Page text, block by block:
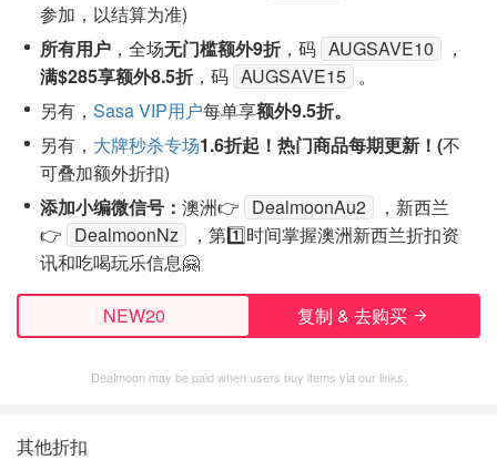
参加，以结算为准)
所有用户 ， 全场无门槛额外9折 ，码 AUGSAVE10
，
满$285享额外8.5折 ，码 AUGSAVE15 。
另有， Sasa VIP用户每单享额外9.5折。
另有， 大牌秒杀专场1.6折起！ 热门商品每期更新！(不
可叠加额外折扣)
添加小编微信号： 澳洲👉 DealmoonAu2
，新西兰
👉 DealmoonNz
，第1️⃣时间掌握澳洲新西兰折扣资
讯和吃喝玩乐信息🤗
NEW20 复制 & 去购买
Dealmoon may be paid when users buy items via our links.
其他折扣